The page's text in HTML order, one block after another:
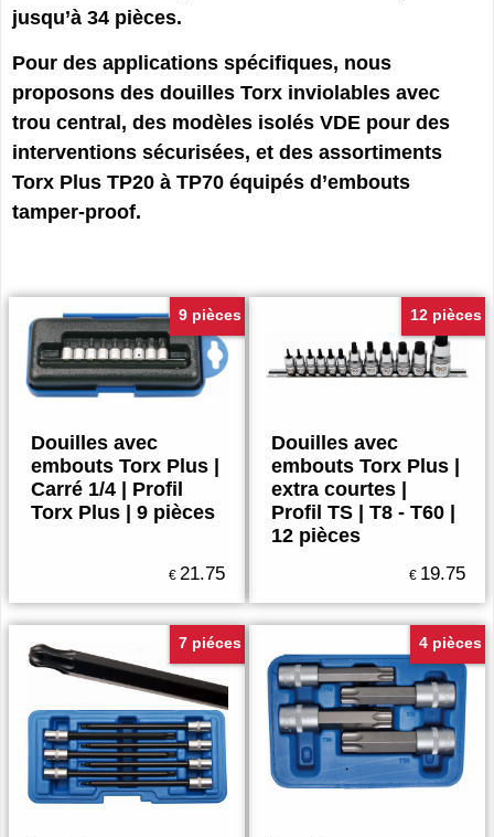
jusqu’à 34 pièces.
Pour des applications spécifiques, nous
proposons des douilles Torx inviolables avec
trou central, des modèles isolés VDE pour des
interventions sécurisées, et des assortiments
Torx Plus TP20 à TP70 équipés d’embouts
tamper-proof.
9 pièces
Douilles avec
embouts Torx Plus |
Carré 1/4 | Profil
Torx Plus | 9 pièces
€ 21.75
12 pièces
Douilles avec
embouts Torx Plus |
extra courtes |
Profil TS | T8 - T60 |
12 pièces
€ 19.75
7 piéces 4 pièces